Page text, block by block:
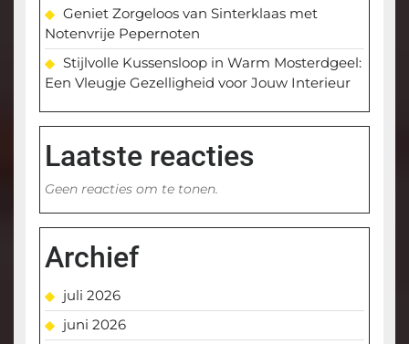
Geniet Zorgeloos van Sinterklaas met
Notenvrije Pepernoten
Stijlvolle Kussensloop in Warm Mosterdgeel:
Een Vleugje Gezelligheid voor Jouw Interieur
Laatste reacties
Geen reacties om te tonen.
Archief
juli 2026
juni 2026